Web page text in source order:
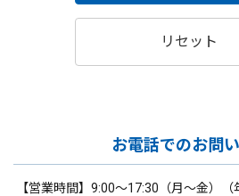
リセット
お電話でのお問
【営業時間】9:00～17:30（月～金）